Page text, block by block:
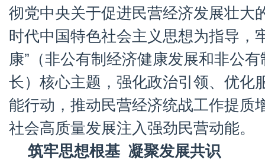
彻党中央关于促进民营经济发展壮大
时代中国特色社会主义思想为指导，
康”（非公有制经济健康发展和非公
长）核心主题，强化政治引领、优化
能行动，推动民营经济统战工作提质
社会高质量发展注入强劲民营动能。
筑牢思想根基 凝聚发展共识